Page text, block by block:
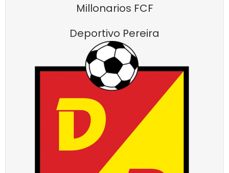
Millonarios FCF
Deportivo Pereira